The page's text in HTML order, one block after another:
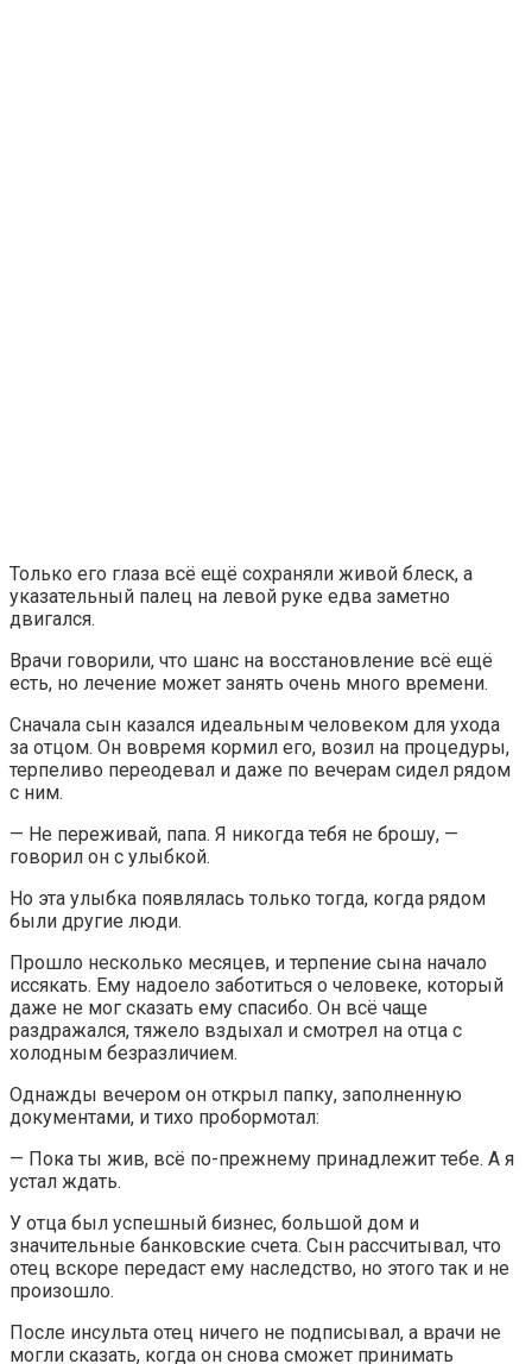
Только его глаза всё ещё сохраняли живой блеск, а
указательный палец на левой руке едва заметно
двигался.
Врачи говорили, что шанс на восстановление всё ещё
есть, но лечение может занять очень много времени.
Сначала сын казался идеальным человеком для ухода
за отцом. Он вовремя кормил его, возил на процедуры,
терпеливо переодевал и даже по вечерам сидел рядом
с ним.
— Не переживай, папа. Я никогда тебя не брошу, —
говорил он с улыбкой.
Но эта улыбка появлялась только тогда, когда рядом
были другие люди.
Прошло несколько месяцев, и терпение сына начало
иссякать. Ему надоело заботиться о человеке, который
даже не мог сказать ему спасибо. Он всё чаще
раздражался, тяжело вздыхал и смотрел на отца с
холодным безразличием.
Однажды вечером он открыл папку, заполненную
документами, и тихо пробормотал:
— Пока ты жив, всё по-прежнему принадлежит тебе. А я
устал ждать.
У отца был успешный бизнес, большой дом и
значительные банковские счета. Сын рассчитывал, что
отец вскоре передаст ему наследство, но этого так и не
произошло.
После инсульта отец ничего не подписывал, а врачи не
могли сказать, когда он снова сможет принимать